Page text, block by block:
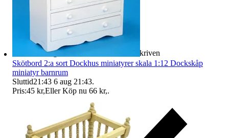
Ersättning om varan inte är som beskriven
Skötbord 2:a sort Dockhus miniatyrer skala 1:12 Dockskåp
miniatyr barnrum
Sluttid21:43 6 aug 21:43.
Pris:45 kr,Eller Köp nu 66 kr,.